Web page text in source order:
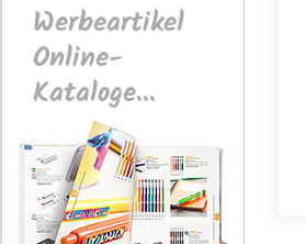
Werbeartikel
Online-
Kataloge...